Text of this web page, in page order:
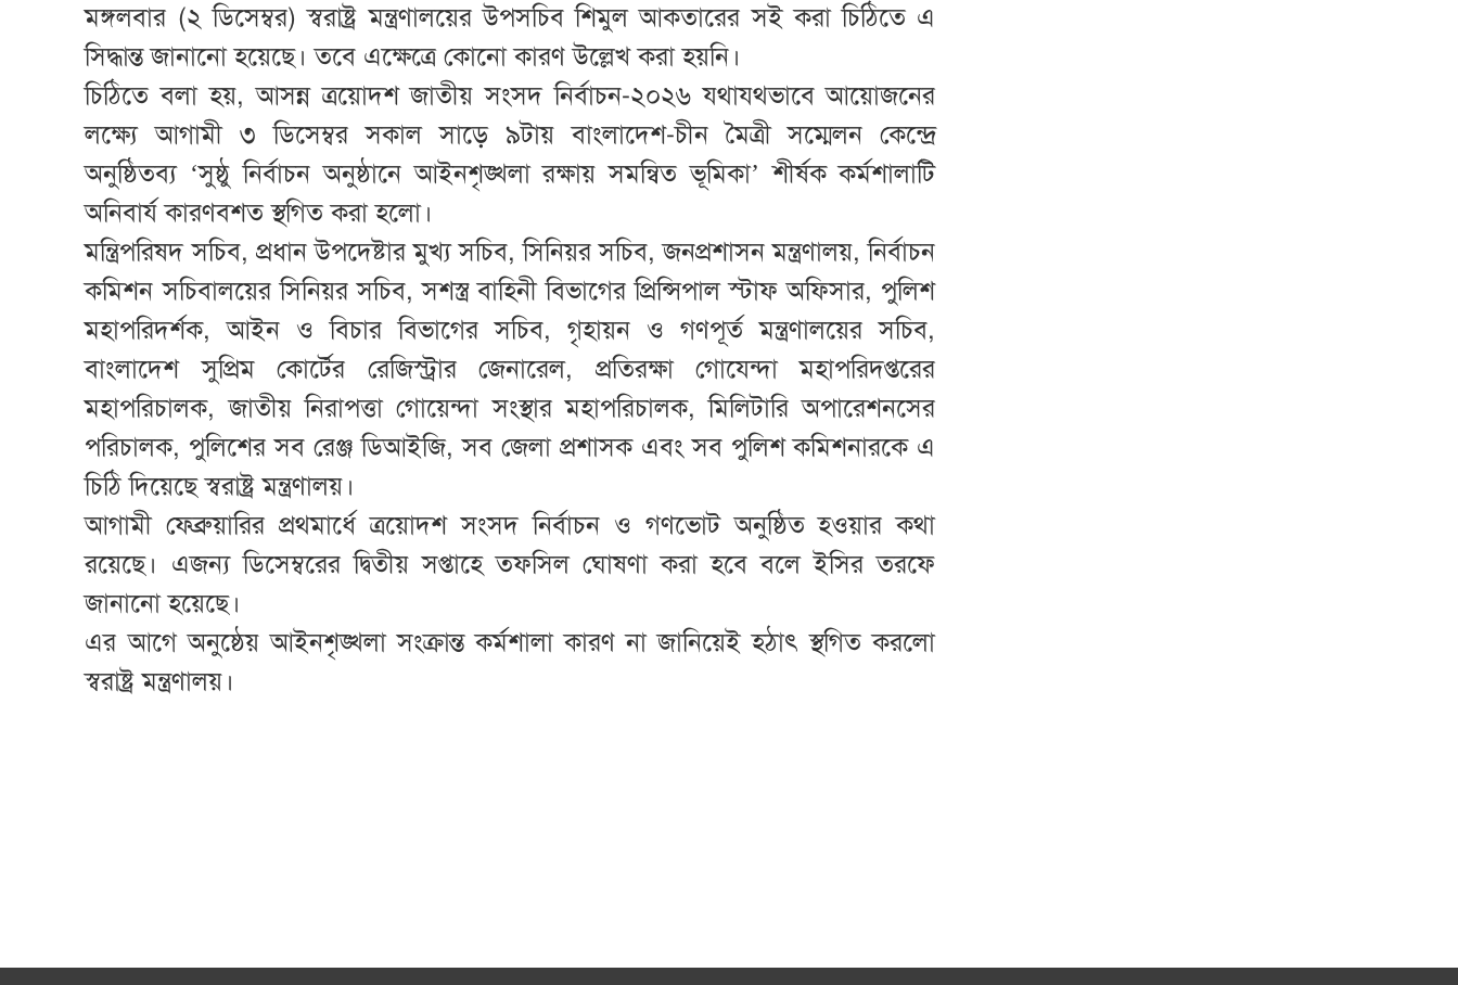
মঙ্গলবার (২ ডিসেম্বর) স্বরাষ্ট্র মন্ত্রণালয়ের উপসচিব শিমুল আকতারের সই করা চিঠিতে এ
সিদ্ধান্ত জানানো হয়েছে। তবে এক্ষেত্রে কোনো কারণ উল্লেখ করা হয়নি।
চিঠিতে বলা হয়, আসন্ন ত্রয়োদশ জাতীয় সংসদ নির্বাচন-২০২৬ যথাযথভাবে আয়োজনের
লক্ষ্যে আগামী ৩ ডিসেম্বর সকাল সাড়ে ৯টায় বাংলাদেশ-চীন মৈত্রী সম্মেলন কেন্দ্রে
অনুষ্ঠিতব্য ‘সুষ্ঠু নির্বাচন অনুষ্ঠানে আইনশৃঙ্খলা রক্ষায় সমন্বিত ভূমিকা’ শীর্ষক কর্মশালাটি
অনিবার্য কারণবশত স্থগিত করা হলো।
মন্ত্রিপরিষদ সচিব, প্রধান উপদেষ্টার মুখ্য সচিব, সিনিয়র সচিব, জনপ্রশাসন মন্ত্রণালয়, নির্বাচন
কমিশন সচিবালয়ের সিনিয়র সচিব, সশস্ত্র বাহিনী বিভাগের প্রিন্সিপাল স্টাফ অফিসার, পুলিশ
মহাপরিদর্শক, আইন ও বিচার বিভাগের সচিব, গৃহায়ন ও গণপূর্ত মন্ত্রণালয়ের সচিব,
বাংলাদেশ সুপ্রিম কোর্টের রেজিস্ট্রার জেনারেল, প্রতিরক্ষা গোযেন্দা মহাপরিদপ্তরের
মহাপরিচালক, জাতীয় নিরাপত্তা গোয়েন্দা সংস্থার মহাপরিচালক, মিলিটারি অপারেশনসের
পরিচালক, পুলিশের সব রেঞ্জ ডিআইজি, সব জেলা প্রশাসক এবং সব পুলিশ কমিশনারকে এ
চিঠি দিয়েছে স্বরাষ্ট্র মন্ত্রণালয়।
আগামী ফেব্রুয়ারির প্রথমার্ধে ত্রয়োদশ সংসদ নির্বাচন ও গণভোট অনুষ্ঠিত হওয়ার কথা
রয়েছে। এজন্য ডিসেম্বরের দ্বিতীয় সপ্তাহে তফসিল ঘোষণা করা হবে বলে ইসির তরফে
জানানো হয়েছে।
এর আগে অনুষ্ঠেয় আইনশৃঙ্খলা সংক্রান্ত কর্মশালা কারণ না জানিয়েই হঠাৎ স্থগিত করলো
স্বরাষ্ট্র মন্ত্রণালয়।